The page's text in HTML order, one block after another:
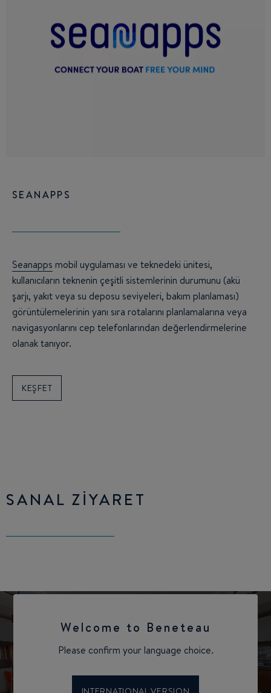
SEANAPPS
Seanapps mobil uygulaması ve teknedeki ünitesi,
kullanıcıların teknenin çeşitli sistemlerinin durumunu (akü
şarjı, yakıt veya su deposu seviyeleri, bakım planlaması)
görüntülemelerinin yanı sıra rotalarını planlamalarına veya
navigasyonlarını cep telefonlarından değerlendirmelerine
olanak tanıyor.
KEŞFET
SANAL ZIYARET